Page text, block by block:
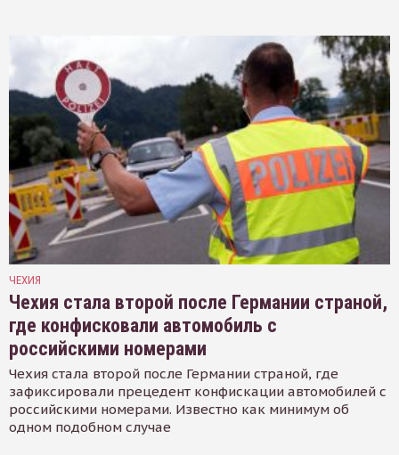
ЧЕХИЯ
Чехия стала второй после Германии страной,
где конфисковали автомобиль с
российскими номерами
Чехия стала второй после Германии страной, где
зафиксировали прецедент конфискации автомобилей с
российскими номерами. Известно как минимум об
одном подобном случае